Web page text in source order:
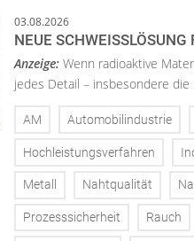
03.08.2026
NEUE SCHWEISSLÖSUNG
Anzeige: Wenn radioaktive
jedes Detail – insbesondere die
AM Automobilindustrie
Hochleistungsverfahren
Metall Nahtqualität
Prozesssicherheit Rauch